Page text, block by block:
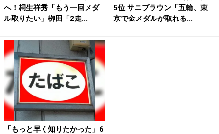
へ！桐生祥秀「もう一回メダ
ル取りたい」栁田「2走...
5位 サニブラウン「五輪、東
京で金メダルが取れる...
「もっと早く知りたかった」6